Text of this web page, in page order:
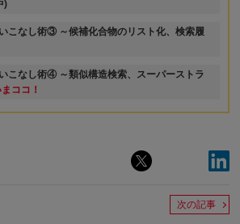
)
こなし術③ ～候補化合物のリスト化、検索履
こなし術④ ～類似構造検索、スーパーストラ
ココ！
次の記事